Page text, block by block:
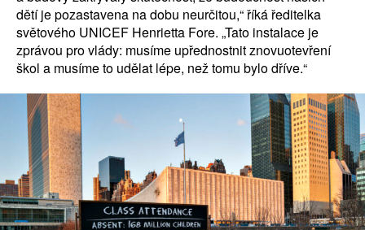
dětí je pozastavena na dobu neurčitou,“ říká ředitelka
světového UNICEF Henrietta Fore. „Tato instalace je
zprávou pro vlády: musíme upřednostnit znovuotevření
škol a musíme to udělat lépe, než tomu bylo dříve.“